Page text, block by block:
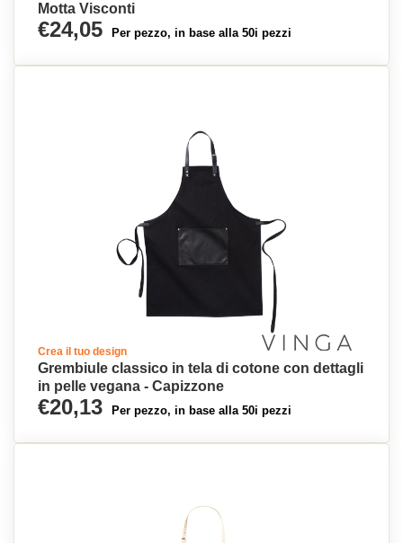
Motta Visconti
€24,05 Per pezzo, in base alla 50i pezzi
Crea il tuo design
Grembiule classico in tela di cotone con dettagli
in pelle vegana - Capizzone
€20,13 Per pezzo, in base alla 50i pezzi